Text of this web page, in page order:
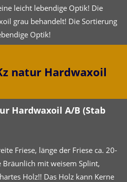
leicht lebendige Optik! Die
grau behandelt! Die Sortierung
Optik!
natur Hardwaxoil
Hardwaxoil A/B (Stab
Friese, länge der Friese ca. 20-
Bräunlich mit weisem Splint,
Holz!! Das Holz kann Kerne